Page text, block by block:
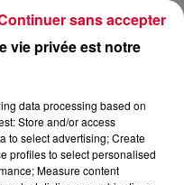
Jean-Baptiste BLANDIN
vie privée est notre
data processing based on
Store and/or access
to select advertising; Create
profiles to select personalised
Measure content
sans accepter